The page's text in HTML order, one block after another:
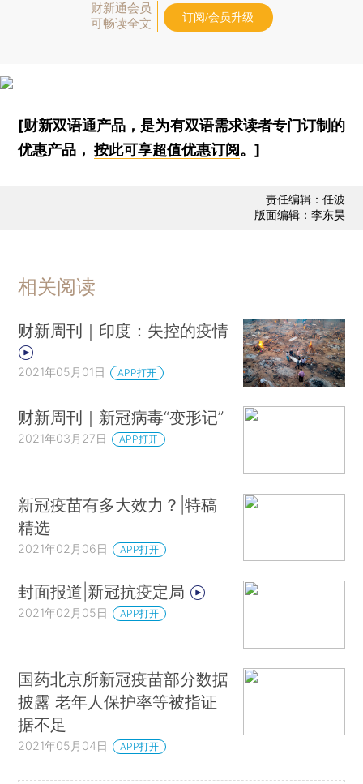
财新通会员
可畅读全文
订阅/会员升级
[财新双语通产品，是为有双语需求读者专门订制的
优惠产品，按此可享超值优惠订阅 。]
责任编辑：任波
版面编辑：李东昊
相关阅读
财新周刊｜印度：失控的疫情
2021年05月01日 APP打开
财新周刊｜新冠病毒“变形记”
2021年03月27日 APP打开
新冠疫苗有多大效力？|特稿
精选
2021年02月06日 APP打开
封面报道|新冠抗疫定局
2021年02月05日 APP打开
国药北京所新冠疫苗部分数据
披露 老年人保护率等被指证
据不足
2021年05月04日 APP打开